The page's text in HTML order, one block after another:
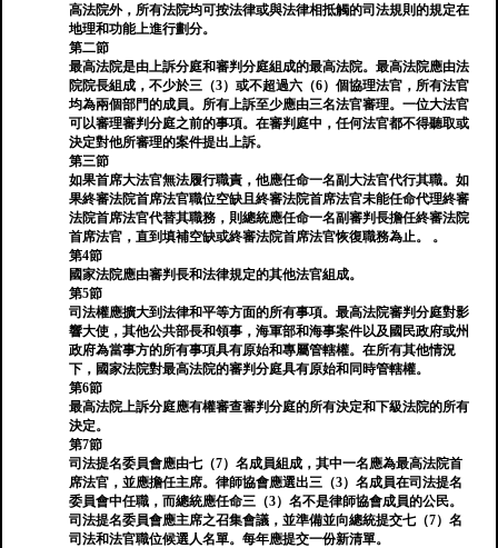
高法院外，所有法院均可按法律或與法律相抵觸的司法規則的規定在
地理和功能上進行劃分。
第二節
最高法院是由上訴分庭和審判分庭組成的最高法院。最高法院應由法
院院長組成，不少於三（3）或不超過六（6）個協理法官，所有法官
均為兩個部門的成員。所有上訴至少應由三名法官審理。一位大法官
可以審理審判分庭之前的事項。在審判庭中，任何法官都不得聽取或
決定對他所審理的案件提出上訴。
第三節
如果首席大法官無法履行職責，他應任命一名副大法官代行其職。如
果終審法院首席法官職位空缺且終審法院首席法官未能任命代理終審
法院首席法官代替其職務，則總統應任命一名副審判長擔任終審法院
首席法官，直到填補空缺或終審法院首席法官恢復職務為止。 。
第4節
國家法院應由審判長和法律規定的其他法官組成。
第5節
司法權應擴大到法律和平等方面的所有事項。最高法院審判分庭對影
響大使，其他公共部長和領事，海軍部和海事案件以及國民政府或州
政府為當事方的所有事項具有原始和專屬管轄權。在所有其他情況
下，國家法院對最高法院的審判分庭具有原始和同時管轄權。
第6節
最高法院上訴分庭應有權審查審判分庭的所有決定和下級法院的所有
決定。
第7節
司法提名委員會應由七（7）名成員組成，其中一名應為最高法院首
席法官，並應擔任主席。律師協會應選出三（3）名成員在司法提名
委員會中任職，而總統應任命三（3）名不是律師協會成員的公民。
司法提名委員會應主席之召集會議，並準備並向總統提交七（7）名
司法和法官職位候選人名單。每年應提交一份新清單。